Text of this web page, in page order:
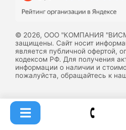
© 2026, ООО "КОМПАНИЯ
защищены. Сайт носит
является публичной офертой,
кодексом РФ. Для получения
информации о наличии и
пожалуйста, обращайтесь к